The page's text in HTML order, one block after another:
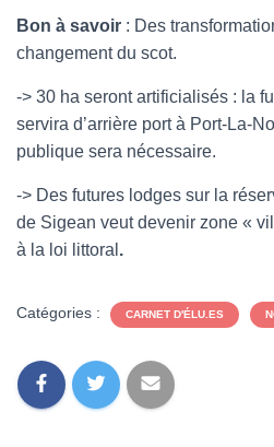
Bon à savoir : Des
changement du scot.
-> 30 ha seront artificialisés : la
servira d’arrière port à Port-La-
publique sera nécessaire.
-> Des futures lodges sur la
de Sigean veut devenir zone «
à la loi littoral .
Catégories : CARNET D'ÉLU.ES